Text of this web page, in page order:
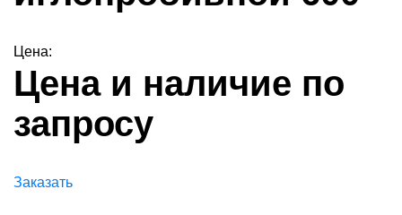
Цена:
Цена и наличие по
запросу
Заказать